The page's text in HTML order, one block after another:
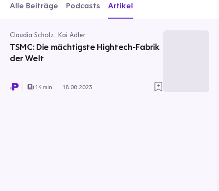
Alle Beiträge Podcasts Artikel
Claudia Scholz, Kai Adler
TSMC: Die mächtigste Hightech-Fabrik
der Welt
14 min. 18.08.2023